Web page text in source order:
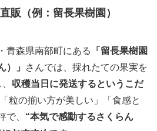
販（例：留長果樹園）
青森県南部町にある
「留長果樹園
）」
さんでは、採れたての果実を
収穫当日に発送するというこだ
粒の揃い方が美しい」「食感と
で、 “本気で感動するさくらん